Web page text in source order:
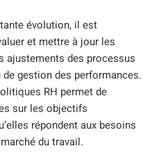
évolution, il est
et mettre à jour les
ajustements des processus
gestion des performances.
RH permet de
sur les objectifs
répondent aux besoins
du travail.